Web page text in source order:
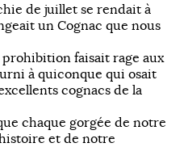
de juillet se rendait à
un Cognac que nous
prohibition faisait rage aux
à quiconque qui osait
cognacs de la
chaque gorgée de notre
et de notre